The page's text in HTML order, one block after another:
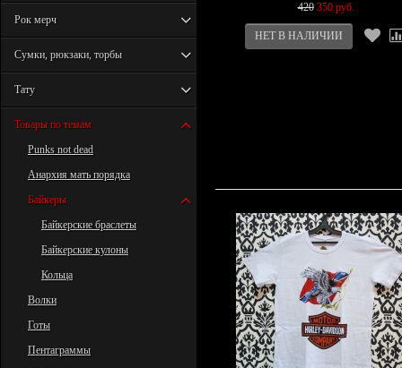
Рок мерч
Сумки, рюкзаки, торбы
Тату
Товары по темам
Punks not dead
Анархия мать порядка
Байкеры
Байкерские браслеты
Байкерские кулоны
Кольца
Волки
Готы
Пентаграммы
420 350 руб.